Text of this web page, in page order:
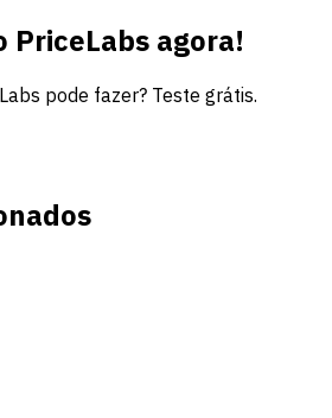
PriceLabs agora!
pode fazer? Teste grátis.